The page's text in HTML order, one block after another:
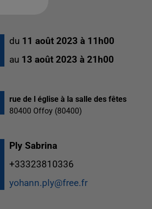
du 11 août 2023 à 11h00
au 13 août 2023 à 21h00
rue de l église à la salle des fêtes
80400 Offoy (80400)
Ply Sabrina
+33323810336
yohann.ply@free.fr